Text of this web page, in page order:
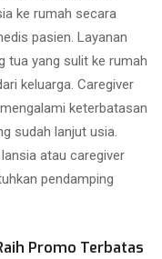
ke rumah secara
pasien. Layanan
tua yang sulit ke rumah
keluarga. Caregiver
keterbatasan
sudah lanjut usia.
atau caregiver
pendamping
Promo Terbatas